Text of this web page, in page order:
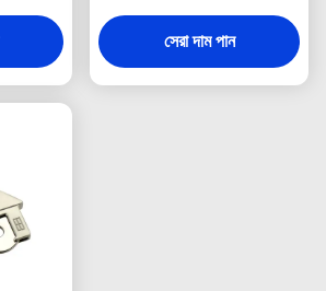
3 মিমি পুরুত্ব
সেরা দাম পান